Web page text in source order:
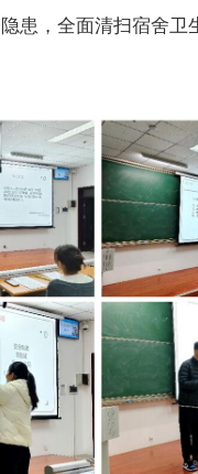
患，全面清扫宿舍卫